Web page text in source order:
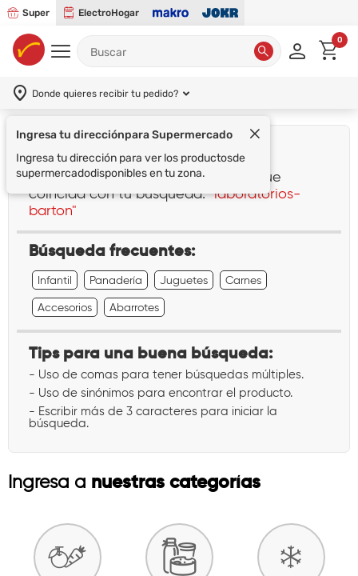
Super ElectroHogar
0
Donde quieres recibir tu pedido?
Ingresa tu direcciónpara Supermercado
Ingresa tu dirección para ver los productosde
supermercadodisponibles en tu zona.
¡Lo sentimos!
No encontramos ningún resultado que
coincida con tu búsqueda:"laboratorios-
barton"
Búsqueda frecuentes:
Infantil Panadería Juguetes Carnes
Accesorios Abarrotes
Tips para una buena búsqueda:
- Uso de comas para tener búsquedas múltiples.
- Uso de sinónimos para encontrar el producto.
- Escribir más de 3 caracteres para iniciar la
búsqueda.
Ingresa a nuestras categorías